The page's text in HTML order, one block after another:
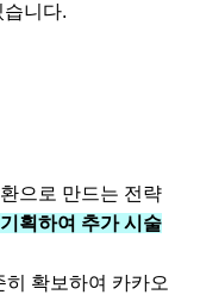
습니다.
으로 만드는 전략
획하여 추가 시술
확보하여 카카오